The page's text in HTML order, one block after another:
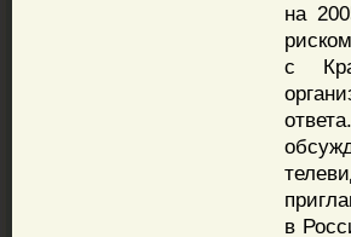
на
с
в